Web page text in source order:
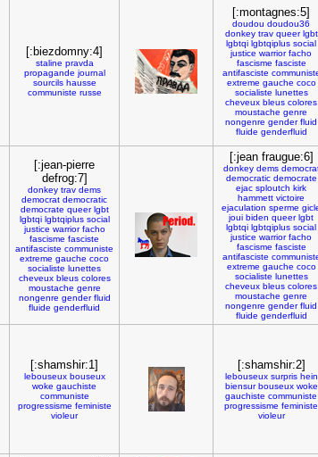
[:biezdomny:4]
staline pravda
propagande journal
sourcils hausse
communiste russe
[:montagnes:5]
doudou doudou36
donkey trav queer lgbt
lgbtqi lgbtqiplus social
justice warrior facho
fascisme fasciste
antifasciste
extreme gauche coco
socialiste lunettes
cheveux bleus colores
moustache genre
nongenre gender fluid
fluide genderfluid
[:jean-pierre
defrog:7]
donkey trav dems
democrat democratic
democrate queer lgbt
lgbtqi lgbtqiplus social
justice warrior facho
fascisme fasciste
antifasciste communiste
extreme gauche coco
socialiste lunettes
cheveux bleus colores
moustache genre
nongenre gender fluid
fluide genderfluid
[:jean fraugue:6]
donkey dems
democratic democrate
ejac sploutch kirk
hammett victoire
ejaculation sperme
joui biden queer lgbt
lgbtqi lgbtqiplus social
justice warrior facho
fascisme fasciste
antifasciste
extreme gauche coco
socialiste lunettes
cheveux bleus colores
moustache genre
nongenre gender fluid
fluide genderfluid
[:shamshir:1]
lebouseux bouseux
woke gauchiste
communiste
progressisme feministe
violeur
[:shamshir:2]
lebouseux surpris hein
biensur bouseux woke
gauchiste communiste
progressisme feministe
violeur